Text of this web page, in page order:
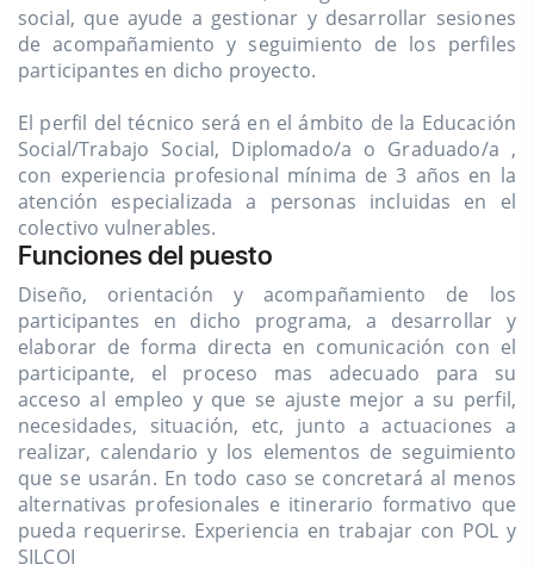
social, que ayude a gestionar y desarrollar sesiones
de acompañamiento y seguimiento de los perfiles
participantes en dicho proyecto.
El perfil del técnico será en el ámbito de la Educación
Social/Trabajo Social, Diplomado/a o Graduado/a ,
con experiencia profesional mínima de 3 años en la
atención especializada a personas incluidas en el
colectivo vulnerables.
Funciones del puesto
Diseño, orientación y acompañamiento de los
participantes en dicho programa, a desarrollar y
elaborar de forma directa en comunicación con el
participante, el proceso mas adecuado para su
acceso al empleo y que se ajuste mejor a su perfil,
necesidades, situación, etc, junto a actuaciones a
realizar, calendario y los elementos de seguimiento
que se usarán. En todo caso se concretará al menos
alternativas profesionales e itinerario formativo que
pueda requerirse. Experiencia en trabajar con POL y
SILCOI